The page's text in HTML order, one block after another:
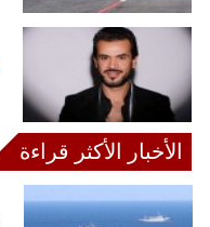
الأخبار الأكثر قراءة